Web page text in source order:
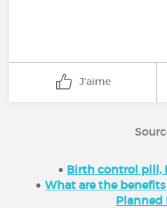
J'aime
Birth control pill,
What are the
Planned